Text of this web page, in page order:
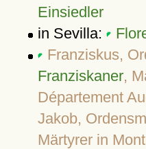
Einsiedler
in Sevilla:
Franziskus,
Franziskaner,
Département
Jakob,
Märtyrer in